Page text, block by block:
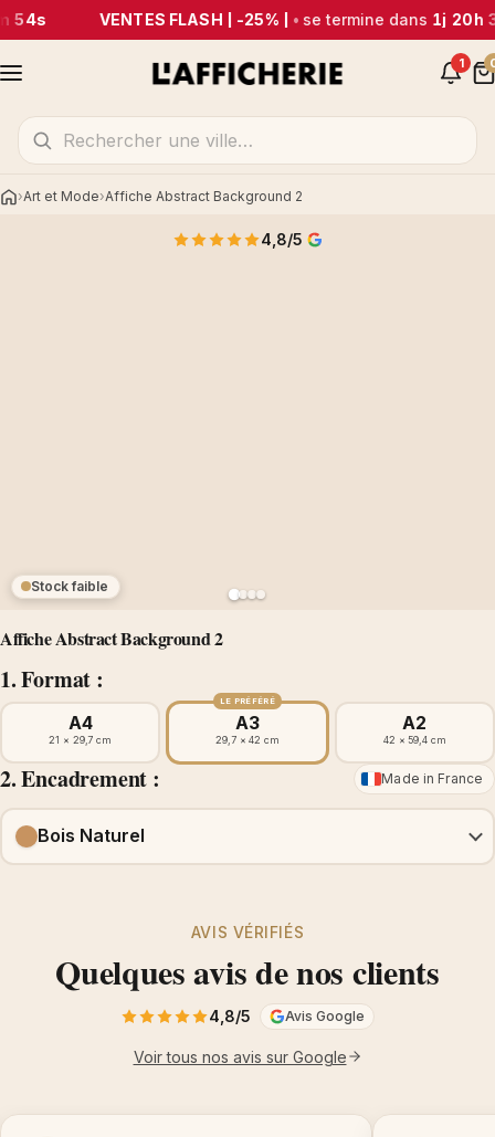
54s VENTES FLASH | -25% | •se termine dans 1j 20h
1
AccueilArt et Mode Affiche Abstract Background 2
Affiche Abstract Background 2
1. Format :
Stock faible
4,8/5
A4
21 × 29,7 cm
LE PRÉFÉRÉ
A3
29,7 × 42 cm
A2
42 × 59,4 cm
2. Encadrement : Made in France
Bois Naturel
AVIS VÉRIFIÉS
Quelques avis de nos clients
4,8/5 Avis Google
Voir tous nos avis sur Google